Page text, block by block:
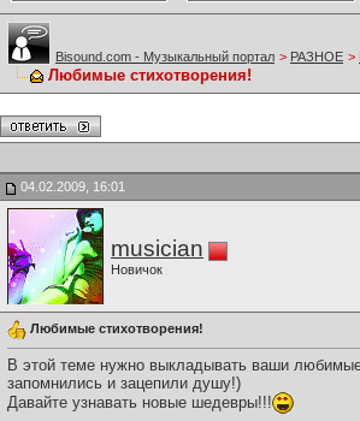
Bisound.com - Музыкальный портал > РАЗНОЕ >
Любимые стихотворения!
04.02.2009, 16:01
musician
Новичок
Любимые стихотворения!
В этой теме нужно выкладывать ваши
запомнились и зацепили душу!)
Давайте узнавать новые шедевры!!!